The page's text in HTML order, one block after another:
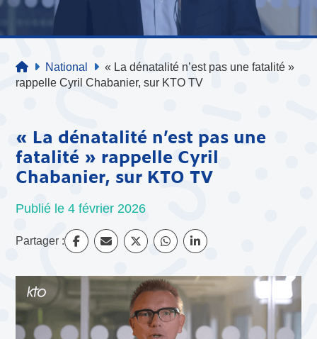
National
« La dénatalité n’est pas une fatalité »
rappelle Cyril Chabanier, sur KTO TV
« La dénatalité n’est pas une
fatalité » rappelle Cyril
Chabanier, sur KTO TV
Publié le 4 février 2026
Partager :